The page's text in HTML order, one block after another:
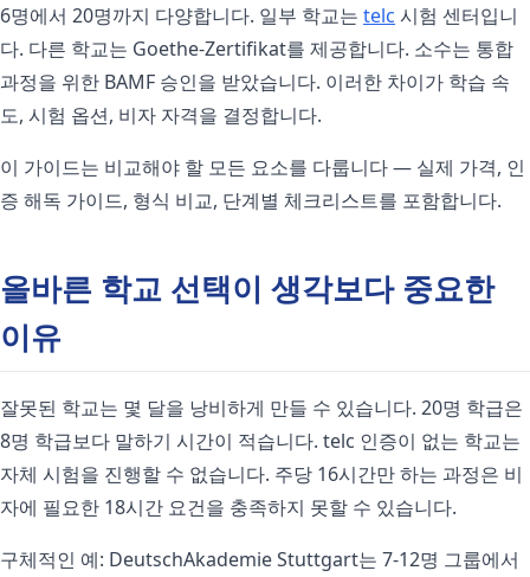
6명에서 20명까지 다양합니다. 일부 학교는 telc 시험 센터입니
다. 다른 학교는 Goethe-Zertifikat를 제공합니다. 소수는 통합
과정을 위한 BAMF 승인을 받았습니다. 이러한 차이가 학습 속
도, 시험 옵션, 비자 자격을 결정합니다.
이 가이드는 비교해야 할 모든 요소를 다룹니다 — 실제 가격, 인
증 해독 가이드, 형식 비교, 단계별 체크리스트를 포함합니다.
올바른 학교 선택이 생각보다 중요한
이유
잘못된 학교는 몇 달을 낭비하게 만들 수 있습니다. 20명 학급은
8명 학급보다 말하기 시간이 적습니다. telc 인증이 없는 학교는
자체 시험을 진행할 수 없습니다. 주당 16시간만 하는 과정은 비
자에 필요한 18시간 요건을 충족하지 못할 수 있습니다.
구체적인 예: DeutschAkademie Stuttgart는 7-12명 그룹에서